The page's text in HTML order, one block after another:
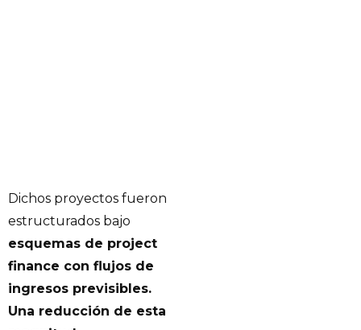
Dichos proyectos fueron
estructurados bajo
esquemas de project
finance con flujos de
ingresos previsibles.
Una reducción de esta